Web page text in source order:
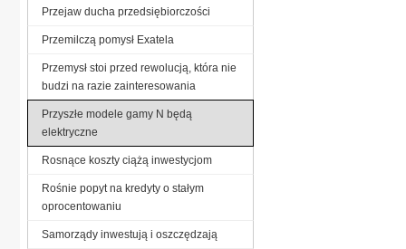
Przejaw ducha przedsiębiorczości
Przemilczą pomysł Exatela
Przemysł stoi przed rewolucją, która nie
budzi na razie zainteresowania
Przyszłe modele gamy N będą
elektryczne
Rosnące koszty ciążą inwestycjom
Rośnie popyt na kredyty o stałym
oprocentowaniu
Samorządy inwestują i oszczędzają